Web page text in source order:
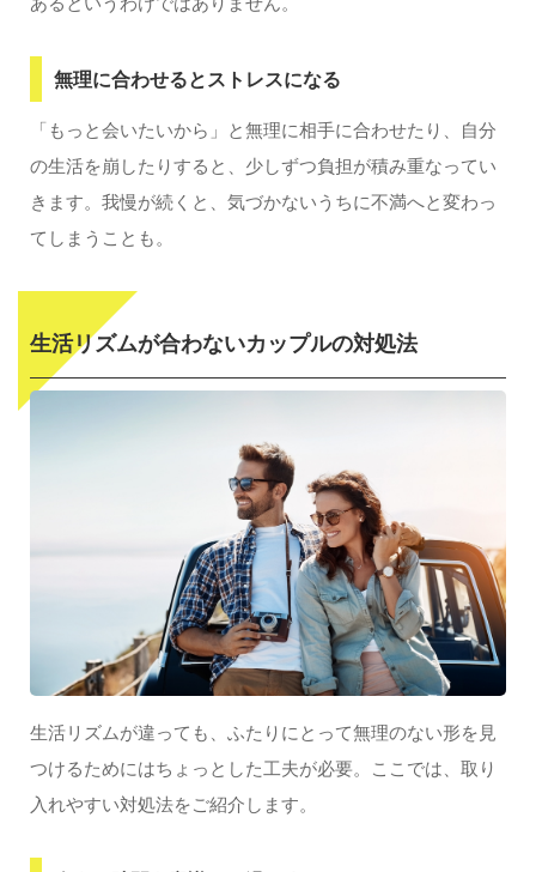
無理に合わせるとストレスになる
「もっと会いたいから」と無理に相手に合わせたり、自分
の生活を崩したりすると、少しずつ負担が積み重なってい
きます。我慢が続くと、気づかないうちに不満へと変わっ
てしまうことも。
生活リズムが合わないカップルの対処法
生活リズムが違っても、ふたりにとって無理のない形を見
つけるためにはちょっとした工夫が必要。ここでは、取り
入れやすい対処法をご紹介します。